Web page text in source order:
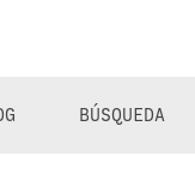
BÚSQUEDA